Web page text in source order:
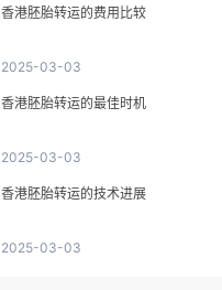
香港胚胎转运的费用比较
2025-03-03
香港胚胎转运的最佳时机
2025-03-03
香港胚胎转运的技术进展
2025-03-03